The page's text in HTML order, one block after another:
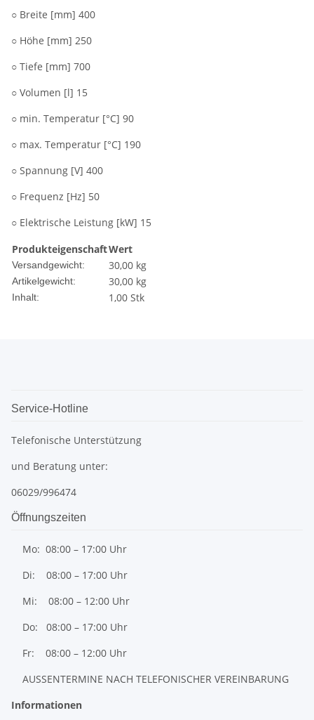
○ Breite [mm] 400
○ Höhe [mm] 250
○ Tiefe [mm] 700
○ Volumen [l] 15
○ min. Temperatur [°C] 90
○ max. Temperatur [°C] 190
○ Spannung [V] 400
○ Frequenz [Hz] 50
○ Elektrische Leistung [kW] 15
ProdukteigenschaftWert
Versandgewicht: 30,00 kg
Artikelgewicht: 30,00 kg
Inhalt: 1,00 Stk
Service-Hotline
Telefonische Unterstützung
und Beratung unter:
06029/996474
Öffnungszeiten
Mo: 08:00 – 17:00 Uhr
Di: 08:00 – 17:00 Uhr
Mi: 08:00 – 12:00 Uhr
Do: 08:00 – 17:00 Uhr
Fr: 08:00 – 12:00 Uhr
AUSSENTERMINE NACH TELEFONISCHER VEREINBARUNG
Informationen